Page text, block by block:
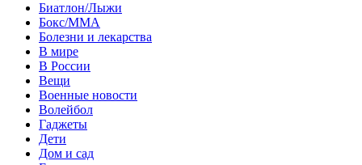
Биатлон/Лыжи
Бокс/MMA
Болезни и лекарства
В мире
В России
Вещи
Военные новости
Волейбол
Гаджеты
Дети
Дом и сад